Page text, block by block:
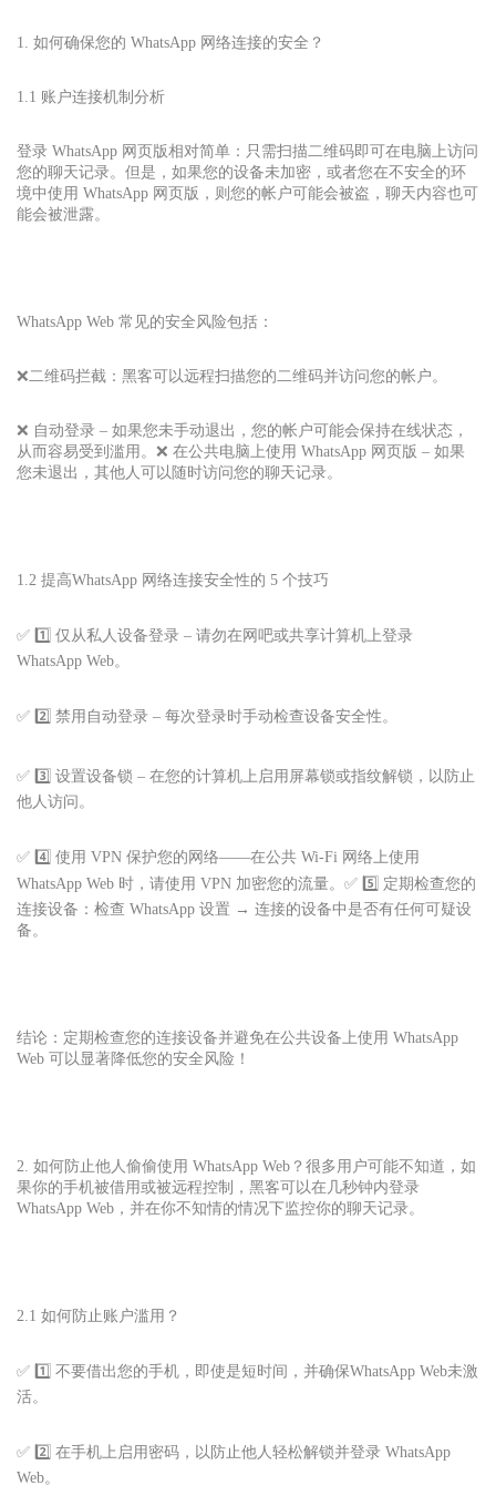
1. 如何确保您的 WhatsApp 网络连接的安全？
1.1 账户连接机制分析
登录 WhatsApp 网页版相对简单：只需扫描二维码即可在电脑上访问
您的聊天记录。但是，如果您的设备未加密，或者您在不安全的环
境中使用 WhatsApp 网页版，则您的帐户可能会被盗，聊天内容也可
能会被泄露。
WhatsApp Web 常见的安全风险包括：
❌二维码拦截：黑客可以远程扫描您的二维码并访问您的帐户。
❌ 自动登录 – 如果您未手动退出，您的帐户可能会保持在线状态，
从而容易受到滥用。❌ 在公共电脑上使用 WhatsApp 网页版 – 如果
您未退出，其他人可以随时访问您的聊天记录。
1.2 提高WhatsApp 网络连接安全性的 5 个技巧
✅ 1️⃣ 仅从私人设备登录 – 请勿在网吧或共享计算机上登录
WhatsApp Web。
✅ 2️⃣ 禁用自动登录 – 每次登录时手动检查设备安全性。
✅ 3️⃣ 设置设备锁 – 在您的计算机上启用屏幕锁或指纹解锁，以防止
他人访问。
✅ 4️⃣ 使用 VPN 保护您的网络——在公共 Wi-Fi 网络上使用
WhatsApp Web 时，请使用 VPN 加密您的流量。✅ 5️⃣ 定期检查您的
连接设备：检查 WhatsApp 设置 → 连接的设备中是否有任何可疑设
备。
结论：定期检查您的连接设备并避免在公共设备上使用 WhatsApp
Web 可以显著降低您的安全风险！
2. 如何防止他人偷偷使用 WhatsApp Web？很多用户可能不知道，如
果你的手机被借用或被远程控制，黑客可以在几秒钟内登录
WhatsApp Web，并在你不知情的情况下监控你的聊天记录。
2.1 如何防止账户滥用？
✅ 1️⃣ 不要借出您的手机，即使是短时间，并确保WhatsApp Web未激
活。
✅ 2️⃣ 在手机上启用密码，以防止他人轻松解锁并登录 WhatsApp
Web。